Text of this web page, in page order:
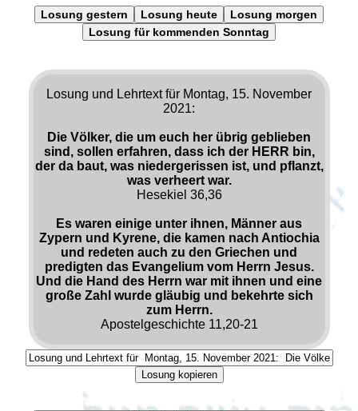
Losung gestern Losung heute
Losung morgen
Losung für kommenden Sonntag
Losung und Lehrtext für Montag, 15. November
2021:
Die Völker, die um euch her übrig geblieben
sind, sollen erfahren, dass ich der HERR bin,
der da baut, was niedergerissen ist, und pflanzt,
was verheert war.
Hesekiel 36,36
Es waren einige unter ihnen, Männer aus
Zypern und Kyrene, die kamen nach Antiochia
und redeten auch zu den Griechen und
predigten das Evangelium vom Herrn Jesus.
Und die Hand des Herrn war mit ihnen und eine
große Zahl wurde gläubig und bekehrte sich
zum Herrn.
Apostelgeschichte 11,20-21
Losung kopieren